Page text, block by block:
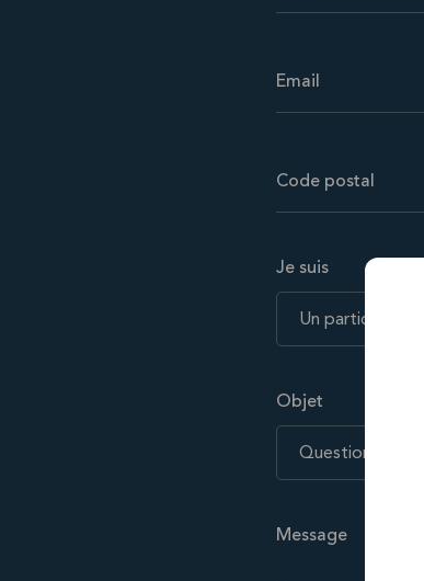
Je suis
Un particulier
Objet
Question
Message